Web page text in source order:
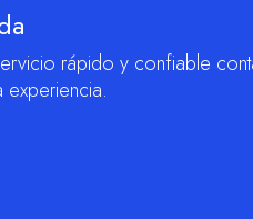
rápido y confiable
experiencia.